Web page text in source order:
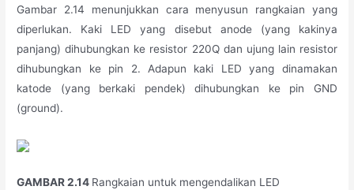
Gambar 2.14 menunjukkan cara menyusun rangkaian yang
diperlukan. Kaki LED yang disebut anode (yang kakinya
panjang) dihubungkan ke resistor 220Q dan ujung lain resistor
dihubungkan ke pin 2. Adapun kaki LED yang dinamakan
katode (yang berkaki pendek) dihubungkan ke pin GND
(ground).
GAMBAR 2.14 Rangkaian untuk mengendalikan LED